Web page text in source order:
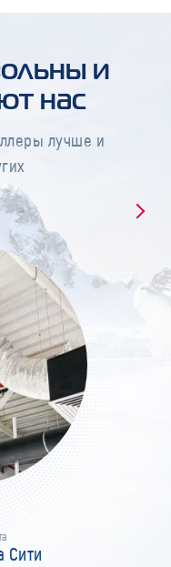
и
нас
лучше и
Сити